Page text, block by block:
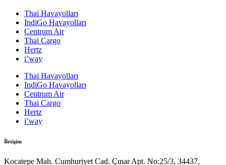
Thai Havayolları
IndiGo Havayolları
Centrum Air
Thai Cargo
Hertz
i’way
Thai Havayolları
IndiGo Havayolları
Centrum Air
Thai Cargo
Hertz
i’way
İletişim
Kocatepe Mah. Cumhuriyet Cad. Çınar Apt. No:25/3, 34437,